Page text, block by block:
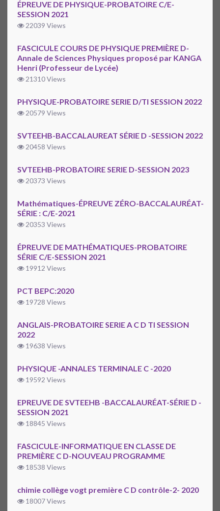
ÉPREUVE DE PHYSIQUE-PROBATOIRE C/E-
SESSION 2021
22039 Views
FASCICULE COURS DE PHYSIQUE PREMIÈRE D-
Annale de Sciences Physiques proposé par KANGA
Henri (Professeur de Lycée)
21310 Views
PHYSIQUE-PROBATOIRE SERIE D/TI SESSION 2022
20579 Views
SVTEEHB-BACCALAUREAT SÉRIE D -SESSION 2022
20458 Views
SVTEEHB-PROBATOIRE SERIE D-SESSION 2023
20373 Views
Mathématiques-ÉPREUVE ZÉRO-BACCALAURÉAT-
SÉRIE : C/E-2021
20353 Views
ÉPREUVE DE MATHÉMATIQUES-PROBATOIRE
SÉRIE C/E-SESSION 2021
19912 Views
PCT BEPC:2020
19728 Views
ANGLAIS-PROBATOIRE SERIE A C D TI SESSION
2022
19638 Views
PHYSIQUE -ANNALES TERMINALE C -2020
19592 Views
EPREUVE DE SVTEEHB -BACCALAURÉAT-SÉRIE D -
SESSION 2021
18845 Views
FASCICULE-INFORMATIQUE EN CLASSE DE
PREMIÈRE C D-NOUVEAU PROGRAMME
18538 Views
chimie collège vogt première C D contrôle-2- 2020
18007 Views